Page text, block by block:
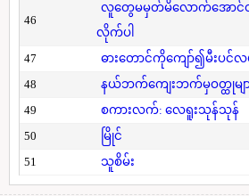
46
လူတွေမမှတ်မိလောက်အောင်
လိုက်ပါ
47 ဓားတောင်ကိုကျော်၍မီးပ
48
နယ်ဘက်ကျေးဘက်မှဝတ္ထုမျာ
49
စကားလက်: လေရူးသုန်သုန်
50
မြိုင်
51
သူစိမ်း